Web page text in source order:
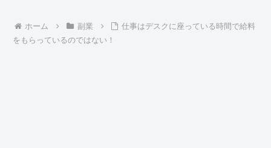
ホーム 副業
仕事はデスクに座っている時間で給料
をもらっているのではない！